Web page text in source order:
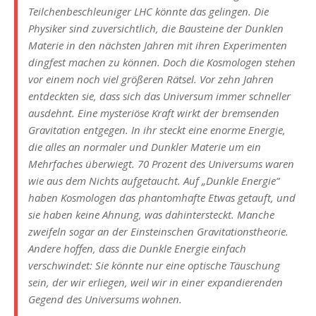
Teilchenbeschleuniger LHC könnte das gelingen. Die
Physiker sind zuversichtlich, die Bausteine der Dunklen
Materie in den nächsten Jahren mit ihren Experimenten
dingfest machen zu können. Doch die Kosmologen stehen
vor einem noch viel größeren Rätsel. Vor zehn Jahren
entdeckten sie, dass sich das Universum immer schneller
ausdehnt. Eine mysteriöse Kraft wirkt der bremsenden
Gravitation entgegen. In ihr steckt eine enorme Energie,
die alles an normaler und Dunkler Materie um ein
Mehrfaches überwiegt. 70 Prozent des Universums waren
wie aus dem Nichts aufgetaucht. Auf „Dunkle Energie“
haben Kosmologen das phantomhafte Etwas getauft, und
sie haben keine Ahnung, was dahintersteckt. Manche
zweifeln sogar an der Einsteinschen Gravitationstheorie.
Andere hoffen, dass die Dunkle Energie einfach
verschwindet: Sie könnte nur eine optische Täuschung
sein, der wir erliegen, weil wir in einer expandierenden
Gegend des Universums wohnen.